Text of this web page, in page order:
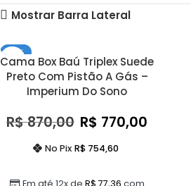
Mostrar Barra Lateral
- 11%
Cama Box Baú Triplex Suede
Preto Com Pistão A Gás –
Imperium Do Sono
R$870,00 R$ 770,00
Em até 12x de R$ 77,36 com
No Pix R$754,60